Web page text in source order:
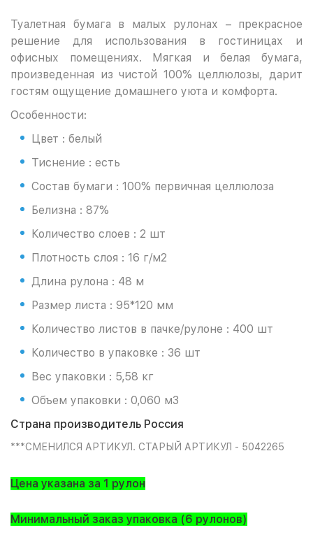
Туалетная бумага в малых рулонах – прекрасное
решение для использования в гостиницах и
офисных помещениях. Мягкая и белая бумага,
произведенная из чистой 100% целлюлозы, дарит
гостям ощущение домашнего уюта и комфорта.
Особенности:
Цвет : белый
Тиснение : есть
Состав бумаги : 100% первичная целлюлоза
Белизна : 87%
Количество слоев : 2 шт
Плотность слоя : 16 г/м2
Длина рулона : 48 м
Размер листа : 95*120 мм
Количество листов в пачке/рулоне : 400 шт
Количество в упаковке : 36 шт
Вес упаковки : 5,58 кг
Объем упаковки : 0,060 м3
Страна производитель Россия
***СМЕНИЛСЯ АРТИКУЛ. СТАРЫЙ АРТИКУЛ - 5042265
Цена указана за 1 рулон
Минимальный заказ упаковка (6 рулонов)